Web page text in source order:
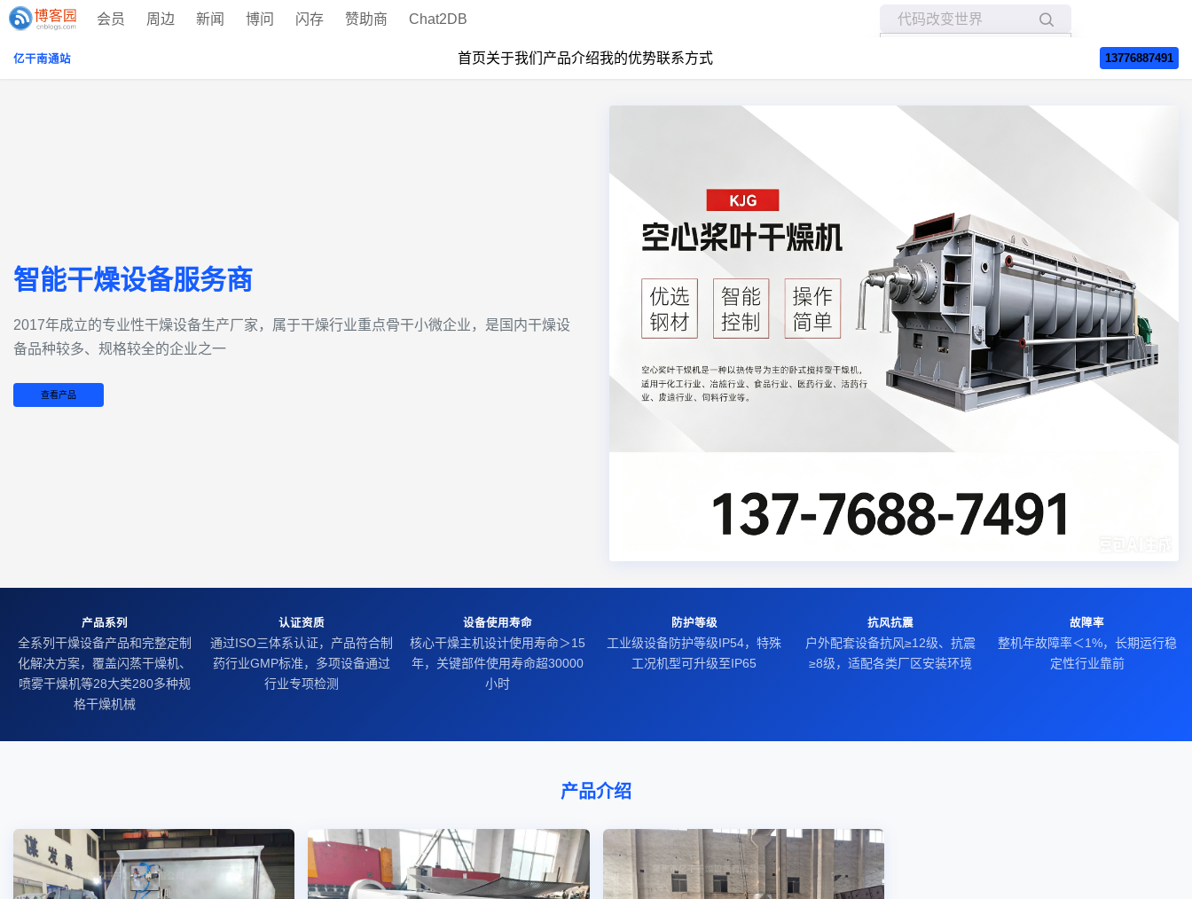
会员 周边 新闻 博问 闪存 赞助商 Chat2DB
亿干南通站 首页关于我们 产品介绍我的优势联系方式 13776887491
智能干燥设备服务商
2017年成立的‌专业性干燥设备生产厂家‌，属于干燥行业重点骨干小微企业，是国内干燥设
备品种较多、规格较全的企业之一
查看产品
产品系列
全系列干燥设备产品和完整定制
化解决方案，覆盖闪蒸干燥机、
喷雾干燥机等28大类280多种规
格干燥机械
认证资质
通过ISO三体系认证，产品符合制
药行业GMP标准，多项设备通过
行业专项检测
设备使用寿命
核心干燥主机设计使用寿命＞15
年，关键部件使用寿命超30000
小时
防护等级
工业级设备防护等级IP54，特殊
工况机型可升级至IP65
抗风抗震
户外配套设备抗风≥12级、抗震
≥8级，适配各类厂区安装环境
故障率
整机年故障率＜1%，长期运行稳
定性行业靠前
产品介绍